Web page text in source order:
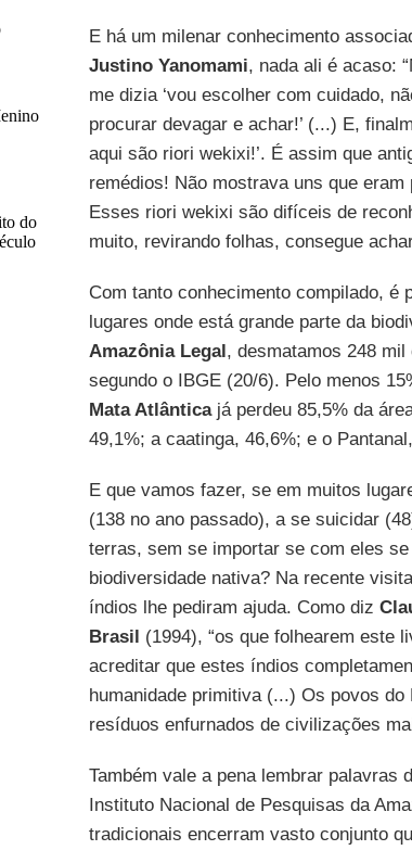
do
E há um milenar conhecimento
Justino Yanomami, nada ali é acaso:
me dizia ‘vou escolher com cuidado,
procurar devagar e achar!’ (...) E,
aqui são riori wekixi!’. É assim que
remédios! Não mostrava uns que
Esses riori wekixi são difíceis de
muito, revirando folhas, consegue
Com tanto conhecimento compilado,
lugares onde está grande parte da
Amazônia Legal, desmatamos 248 mil
segundo o IBGE (20/6). Pelo menos
Mata Atlânticajá perdeu 85,5% da
49,1%; a caatinga, 46,6%; e o
E que vamos fazer, se em muitos
(138 no ano passado), a se suicidar
terras, sem se importar se com eles
biodiversidade nativa? Na recente
índios lhe pediram ajuda. Como diz
Brasil (1994), “os que folhearem este
acreditar que estes índios
humanidade primitiva (...) Os povos
resíduos enfurnados de civilizações
Também vale a pena lembrar palavras
Instituto Nacional de Pesquisas da
tradicionais encerram vasto conjunto